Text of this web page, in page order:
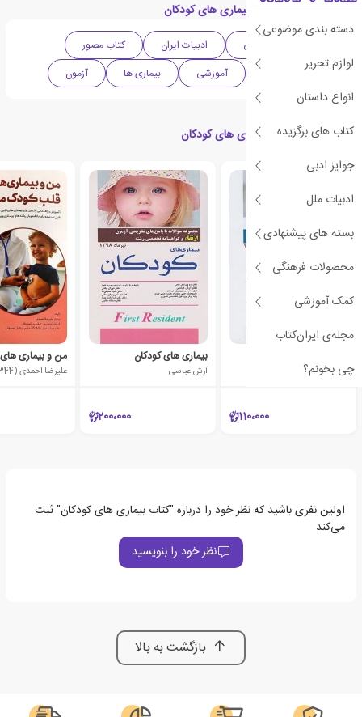
دسته بندی موضوعی
لوازم تحریر
انواع داستان
کتاب های برگزیده
جوایز ادبی
ادبیات ملل
بسته های پیشنهادی
محصولات فرهنگی
کمک آموزشی
مجله‌ی ایران‌کتاب
چی بخونم؟
دسته بندی های کتاب بیماری های کودکان
پزشکی ادبیات ایران
کتاب مصور
گردآوری و تلفیق
آموزشی بیماری ها آزمون
کتاب های مرتبط با بیماری های کودکان
ندا رئیسی
110،000
بیماری های کودکان
آرش عباسی
200،000
علیرضا احمدی (1344)
اولین نفری باشید که نظر خود را درباره "کتاب بیماری های کودکان" ثبت
می‌کند
نظر خود را بنویسید
بازگشت به بالا